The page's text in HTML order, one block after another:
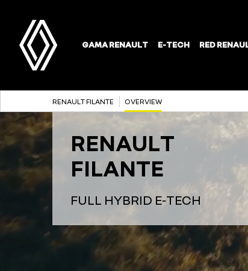
RENAULT FILANTE OVERVIEW
RENAULT
FILANTE
FULL HYBRID E‑TECH